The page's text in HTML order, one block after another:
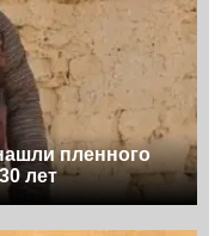
пленного
лет